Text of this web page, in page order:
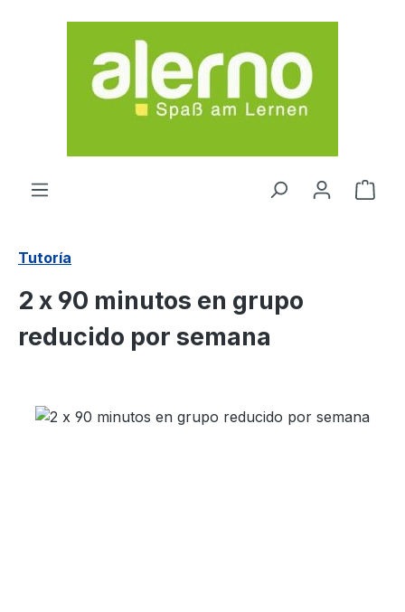
Saltar al contenido principal
El
Tutoría
2 x 90 minutos en grupo
reducido por semana
Omitir galería de imágenes